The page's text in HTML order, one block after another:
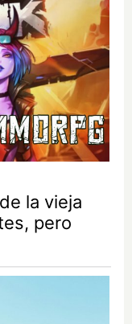
la vieja
pero